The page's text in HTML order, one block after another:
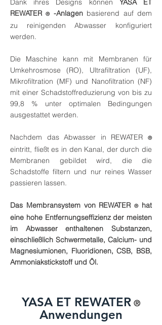
Dank ihres Designs können YASA ET
REWATER®-Anlagenbasierend auf dem
zu reinigenden Abwasser konfiguriert
werden.
Die Maschine kann mit Membranen für
Umkehrosmose (RO), Ultrafiltration (UF),
Mikrofiltration (MF) und Nanofiltration (NF)
mit einer Schadstoffreduzierung von bis zu
99,8 % unter optimalen Bedingungen
ausgestattet werden.
Nachdem das Abwasser in REWATER ®
eintritt, fließt es in den Kanal, der durch die
Membranen gebildet wird, die die
Schadstoffe filtern und nur reines Wasser
passieren lassen.
Das Membransystem von REWATER®hat
eine hohe Entfernungseffizienz der meisten
im Abwasser enthaltenen Substanzen,
einschließlich Schwermetalle, Calcium- und
Magnesiumionen, Fluoridionen, CSB, BSB,
Ammoniakstickstoff und Öl.
YASA ET REWATER ®
Anwendungen